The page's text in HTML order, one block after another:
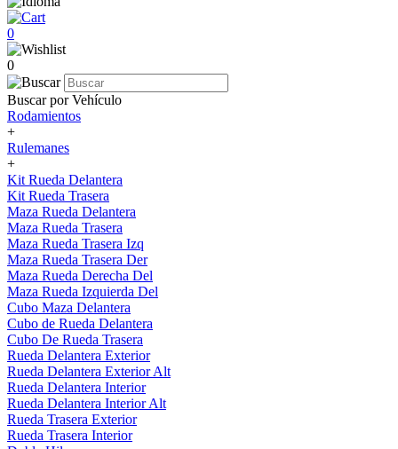
0
0
Buscar por Vehículo
Rodamientos
+
Rulemanes
+
Kit Rueda Delantera
Kit Rueda Trasera
Maza Rueda Delantera
Maza Rueda Trasera
Maza Rueda Trasera Izq
Maza Rueda Trasera Der
Maza Rueda Derecha Del
Maza Rueda Izquierda Del
Cubo Maza Delantera
Cubo de Rueda Delantera
Cubo De Rueda Trasera
Rueda Delantera Exterior
Rueda Delantera Exterior Alt
Rueda Delantera Interior
Rueda Delantera Interior Alt
Rueda Trasera Exterior
Rueda Trasera Interior